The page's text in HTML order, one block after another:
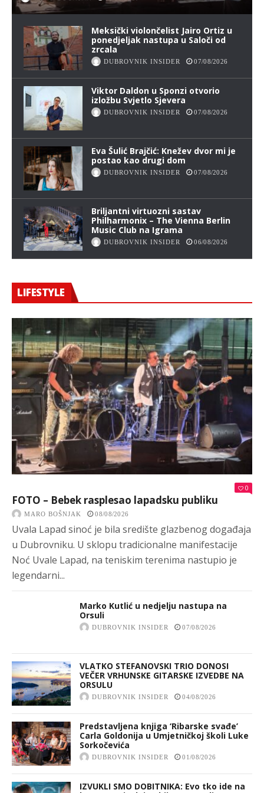
Meksički violončelist Jairo Ortiz u
ponedjeljak nastupa u Saloči od
zrcala
DUBROVNIK INSIDER 07/08/2026
Viktor Daldon u Sponzi otvorio
izložbu Svjetlo Sjevera
DUBROVNIK INSIDER 07/08/2026
Eva Šulić Brajčić: Knežev dvor mi je
postao kao drugi dom
DUBROVNIK INSIDER 07/08/2026
Briljantni virtuozni sastav
Philharmonix – The Vienna Berlin
Music Club na Igrama
DUBROVNIK INSIDER 06/08/2026
LIFESTYLE
0
FOTO – Bebek rasplesao lapadsku publiku
MARO BOŠNJAK 08/08/2026
Uvala Lapad sinoć je bila središte glazbenog događaja
u Dubrovniku. U sklopu tradicionalne manifestacije
Noć Uvale Lapad, na teniskim terenima nastupio je
legendarni...
Marko Kutlić u nedjelju nastupa na
Orsuli
DUBROVNIK INSIDER 07/08/2026
VLATKO STEFANOVSKI TRIO DONOSI
VEČER VRHUNSKE GITARSKE IZVEDBE NA
ORSULU
DUBROVNIK INSIDER 04/08/2026
Predstavljena knjiga ‘Ribarske svađe’
Carla Goldonija u Umjetničkoj školi Luke
Sorkočevića
DUBROVNIK INSIDER 01/08/2026
IZVUKLI SMO DOBITNIKA: Evo tko ide na